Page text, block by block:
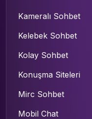
Kameralı Sohbet
Kelebek Sohbet
Kolay Sohbet
Konuşma Siteleri
Mirc Sohbet
Mobil Chat